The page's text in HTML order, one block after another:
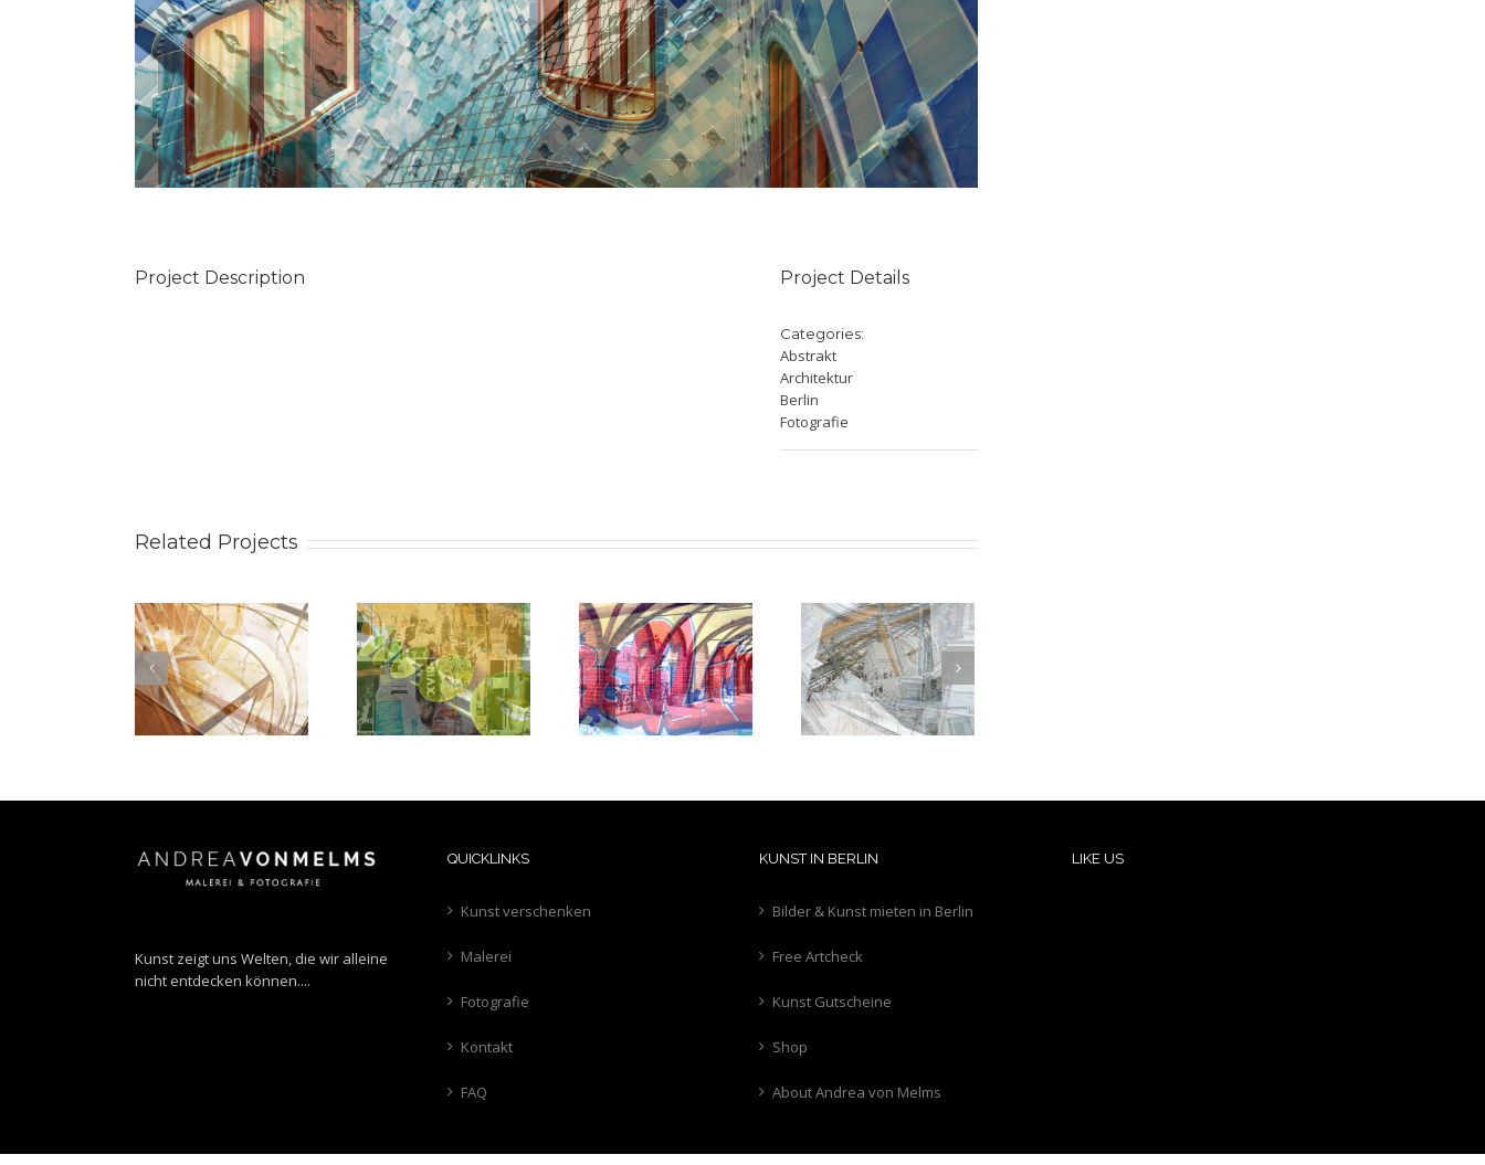
Project Description Project Details
Categories:
Abstrakt
Architektur
Berlin
Fotografie
Related Projects
Streetsofparis Berlin-Oberbaum Louisflow
Berliner
Hinterhöfe
hochtief
Kunst zeigt uns Welten, die wir alleine
nicht entdecken können....
QUICKLINKS
Kunst verschenken
Malerei
Fotografie
Kontakt
FAQ
KUNST IN BERLIN
Bilder & Kunst mieten in Berlin
Free Artcheck
Kunst Gutscheine
Shop
About Andrea von Melms
LIKE US